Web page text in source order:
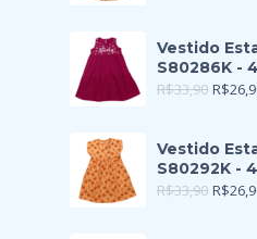
Vestido
S80286K -
R$33,90 R$
Vestido
S80292K -
R$33,90 R$